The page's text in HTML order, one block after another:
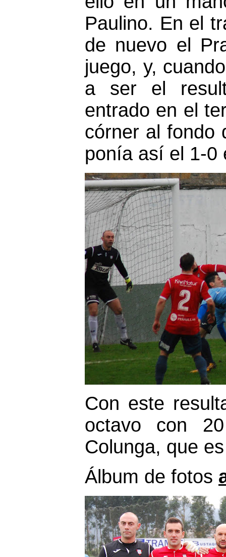
Paulino. En el
de nuevo el
juego, y,
a ser el
entrado en el
córner al fondo
ponía así el 1-
Con este
octavo con
Colunga, que
Álbum de fotos